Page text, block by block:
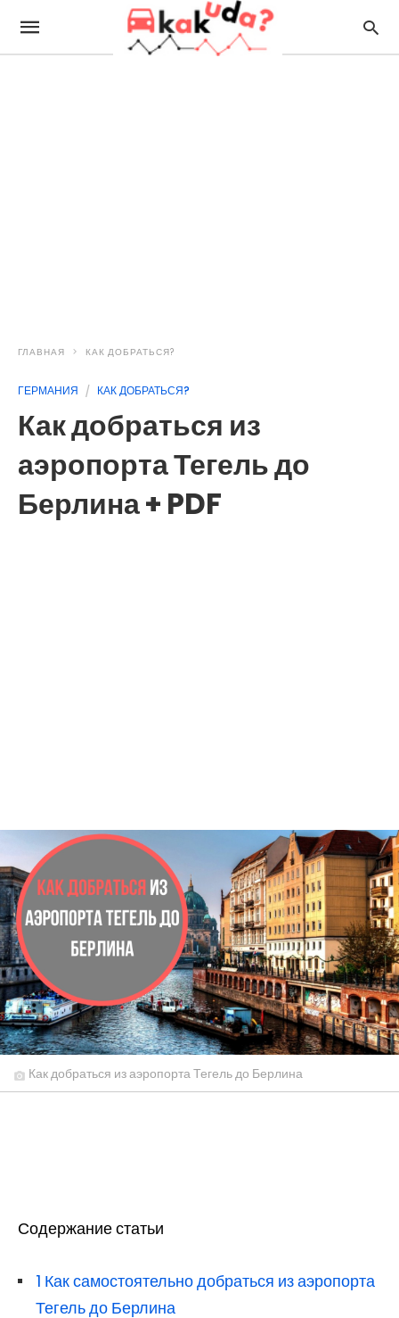
ГЛАВНАЯ КАК ДОБРАТЬСЯ?
ГЕРМАНИЯ КАК ДОБРАТЬСЯ?
Как добраться из
аэропорта Тегель до
Берлина + PDF
Как добраться из аэропорта Тегель до Берлина
Содержание статьи
1 Как самостоятельно добраться из аэропорта
Тегель до Берлина